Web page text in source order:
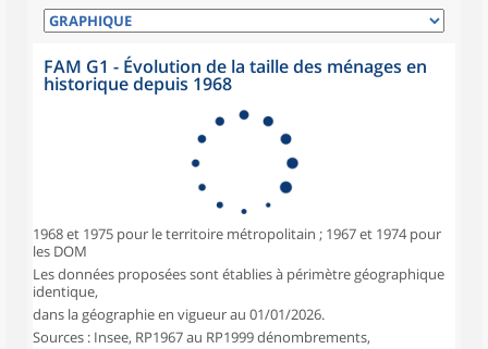
FAM G1 - Évolution de la taille des ménages en
historique depuis 1968
1968 et 1975 pour le territoire métropolitain ; 1967 et 1974 pour
les DOM
Les données proposées sont établies à périmètre géographique
identique,
dans la géographie en vigueur au 01/01/2026.
Sources : Insee, RP1967 au RP1999 dénombrements,